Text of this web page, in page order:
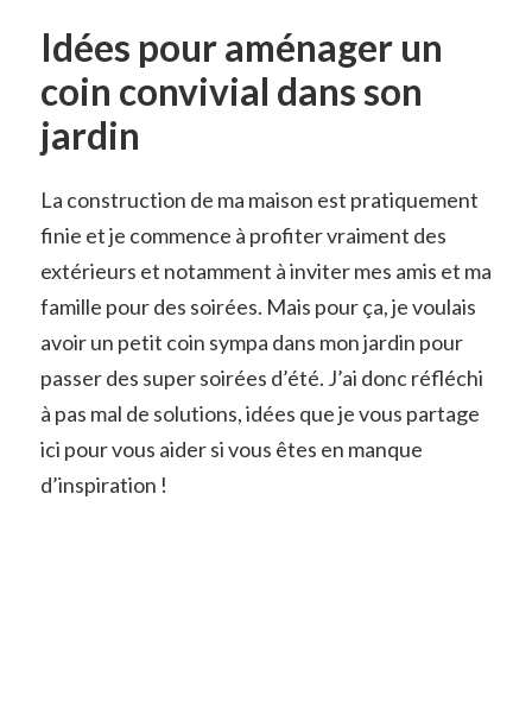
Idées pour aménager un
coin convivial dans son
jardin
La construction de ma maison est pratiquement
finie et je commence à profiter vraiment des
extérieurs et notamment à inviter mes amis et ma
famille pour des soirées. Mais pour ça, je voulais
avoir un petit coin sympa dans mon jardin pour
passer des super soirées d’été. J’ai donc réfléchi
à pas mal de solutions, idées que je vous partage
ici pour vous aider si vous êtes en manque
d’inspiration !